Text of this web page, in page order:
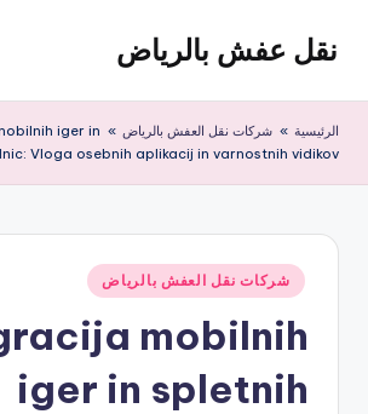
التجاوز
المحتوى
نقل عفش بالرياض
عفش
ريال
الرئيسية » شركات نقل العفش بالرياض »
iger in
Vloga osebnih aplikacij in varnostnih vidikov
نُشر
في
شركات نقل العفش بالرياض
mobilnih
iger in spletnih